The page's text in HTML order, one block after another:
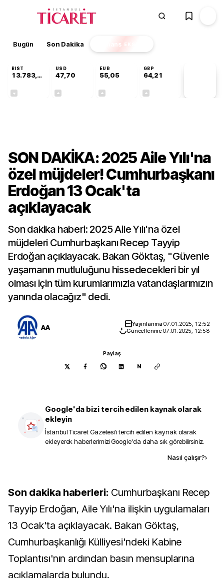
Bugün Son Dakika Finans EKSTRA
BIST
13.783,99
USD
47,70
EUR
55,05
GBP
64,21
SON DAKİKA: 2025 Aile Yılı'na
özel müjdeler! Cumhurbaşkanı
Erdoğan 13 Ocak'ta
açıklayacak
Son dakika haberi: 2025 Aile Yılı'na özel
müjdeleri Cumhurbaşkanı Recep Tayyip
Erdoğan açıklayacak. Bakan Göktaş, "Güvenle
yaşamanın mutluluğunu hissedecekleri bir yıl
olması için tüm kurumlarımızla vatandaşlarımızın
yanında olacağız" dedi.
AA Yayınlanma07.01.2025, 12:52
Güncellenme07.01.2025, 12:58
Paylaş
N
Google'da bizi tercih edilen kaynak olarak
ekleyin
İstanbul Ticaret Gazetesi'i tercih edilen kaynak olarak
ekleyerek haberlerimizi Google'da daha sık görebilirsiniz.
Nasıl çalışır?›
Son dakika haberleri: Cumhurbaşkanı Recep
Tayyip Erdoğan, Aile Yılı'na ilişkin uygulamaları
13 Ocak'ta açıklayacak. Bakan Göktaş,
Cumhurbaşkanlığı Külliyesi'ndeki Kabine
Toplantısı'nın ardından basın mensuplarına
açıklamalarda bulundu.